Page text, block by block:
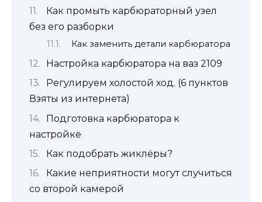
Как промыть карбюраторный узел
без его разборки
Как заменить детали карбюратора
Настройка карбюратора на ваз 2109
Регулируем холостой ход. (6 пунктов
Взяты из интернета)
Подготовка карбюратора к
настройке
Как подобрать жиклёры?
Какие неприятности могут случиться
со второй камерой